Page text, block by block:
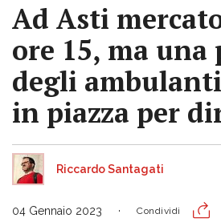
Ad Asti
ore 15, ma una
degli
in piazza per
Riccardo Santagati
04 Gennaio 2023 Condividi